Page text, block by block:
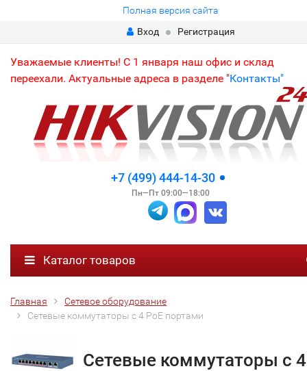
Полная версия сайта
Вход
Регистрация
Уважаемые клиенты! С 1 января наш офис и склад
переехали. Актуальные адреса в разделе "Контакты"
+7 (499) 444-14-30
Пн—Пт 09:00—18:00
Каталог товаров
Главная
Сетевое оборудование
Сетевые коммутаторы с 4 PoE портами
Сетевые коммутаторы с 4